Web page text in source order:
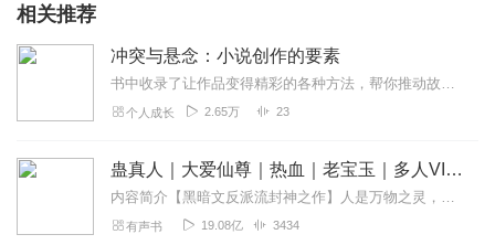
——巴纳比·康拉德
你讲故事。
你讲故事是因为你想让大家读这些故事。
你想打动读者，娱乐读者，乃至启蒙读者。
你想用故事摄住读者的心神，让他们沉醉于你创造出来的一个
无论你写的是什么文学类型，上述渴望都是你满心期待的，因
为在所谓虚构文学的魔法中这才是引发共鸣的奥妙。
你知道，你能行。
相关推荐
冲突与悬念：小说创作的要素
书中收录了让作品变得精彩的各种方法，帮你推动故事情节，让读者欲罢不能。作为一名惊悚小说作家兼写作指导，詹姆斯•斯科特•贝尔将告诉你如何描绘场景、创造人物、开发故...
个人成长 2.65万 23
蛊真人｜大爱仙尊｜热血｜老宝玉｜多人VIP免费有声剧
内容简介【黑暗文反派流封神之作】人是万物之灵，蛊是天地真精。一个穿越者不断重生的故事。一个养蛊、炼蛊、用蛊的奇特世界。配音组（男角色）老宝玉旁白...
有声书 19.08亿 3434